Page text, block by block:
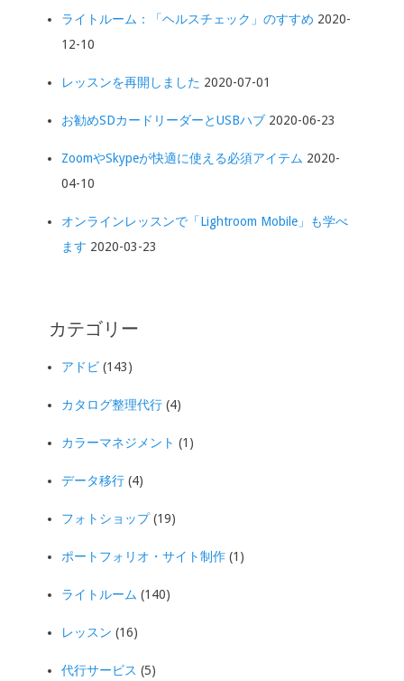
ライトルーム：「ヘルスチェック」のすすめ 2020-
12-10
レッスンを再開しました 2020-07-01
お勧めSDカードリーダーとUSBハブ 2020-06-23
ZoomやSkypeが快適に使える必須アイテム 2020-
04-10
オンラインレッスンで「Lightroom Mobile」も学べ
ます 2020-03-23
カテゴリー
アドビ (143)
カタログ整理代行 (4)
カラーマネジメント (1)
データ移行 (4)
フォトショップ(19)
ポートフォリオ・サイト制作 (1)
ライトルーム (140)
レッスン (16)
代行サービス (5)